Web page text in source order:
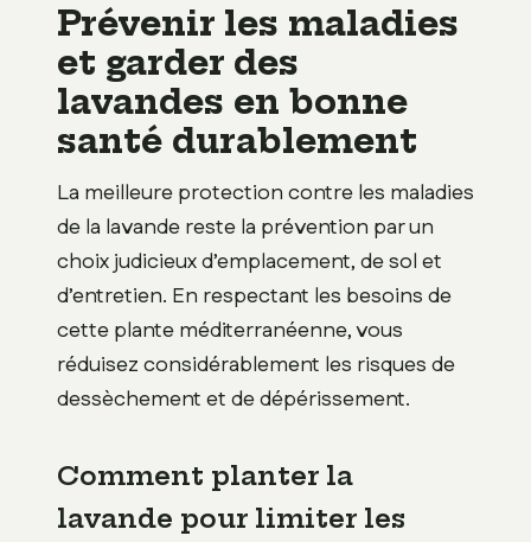
Prévenir les maladies
et garder des
lavandes en bonne
santé durablement
La meilleure protection contre les maladies
de la lavande reste la prévention par un
choix judicieux d’emplacement, de sol et
d’entretien. En respectant les besoins de
cette plante méditerranéenne, vous
réduisez considérablement les risques de
dessèchement et de dépérissement.
Comment planter la
lavande pour limiter les